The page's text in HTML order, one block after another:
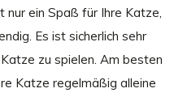
nur ein Spaß für Ihre Katze,
Es ist sicherlich sehr
zu spielen. Am besten
Katze regelmäßig alleine